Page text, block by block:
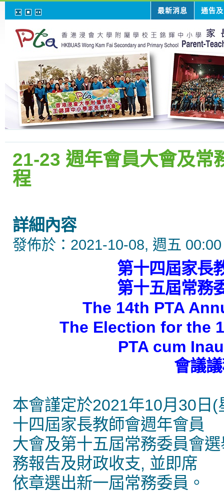
最新消息 通告
21-23 週年會員大會及常
程
詳細內容
發佈於：2021-10-08, 週五 00:00
第十四屆家長
第十五屆常務
The 14th PTA
The Election for the
PTA cum
會議
本會謹定於2021年10月30日
十四屆家長教師會週年會員
大會及第十五屆常務委員會
務報告及財政收支, 並即席
依章選出新一屆常務委員。